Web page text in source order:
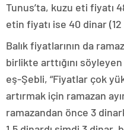
Tunus’ta, kuzu eti fiyatı
etin fiyatı ise 40 dinar (12
Balık fiyatlarının da
birlikte arttığını
eş-Şebli, “Fiyatlar çok
artırmak için ramazan
ramazandan önce 3